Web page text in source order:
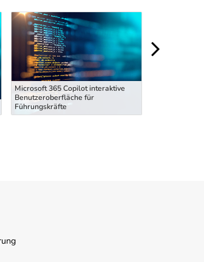
Microsoft 365 Copilot interaktive
Benutzeroberfläche für
Führungskräfte